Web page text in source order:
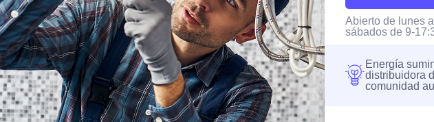
Abierto de lunes
sábados de 9-
Energía
distribuidora
comunidad